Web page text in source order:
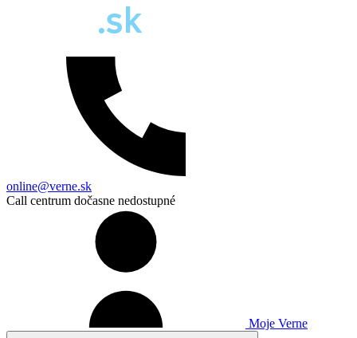
online@verne.sk
Call centrum dočasne nedostupné
Moje Verne